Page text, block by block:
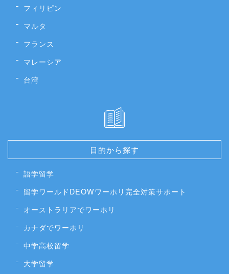
フィリピン
マルタ
フランス
マレーシア
台湾
目的から探す
語学留学
留学ワールドDEOWワーホリ完全対策サポート
オーストラリアでワーホリ
カナダでワーホリ
中学高校留学
大学留学